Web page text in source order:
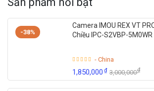
-38%
Camera IMOU REX VT
Chiều IPC-S2VBP-5M0WR
- China
1,850,000₫ 3,000,000₫